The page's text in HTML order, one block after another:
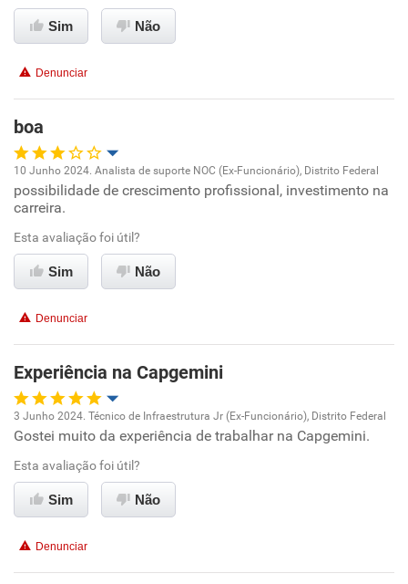
Ambiente de trabalho
Benefícios
Recomenda esta empresa
Sim Não
Denunciar
boa
Oportunidade de promoção
Ambiente de trabalho
Conciliação com a vida familiar
Recomenda esta empresa
10 Junho 2024. Analista de suporte NOC (Ex-Funcionário), Distrito Federal
possibilidade de crescimento profissional, investimento na
carreira.
Esta avaliação foi útil?
Sim Não
Denunciar
Experiência na Capgemini
Oportunidade de promoção
Ambiente de trabalho
Benefícios
3 Junho 2024. Técnico de Infraestrutura Jr (Ex-Funcionário), Distrito Federal
Gostei muito da experiência de trabalhar na Capgemini.
Esta avaliação foi útil?
Sim Não
Denunciar